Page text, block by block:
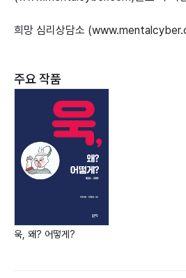
희망 심리상담소
주요 작품
욱, 왜? 어떻게?